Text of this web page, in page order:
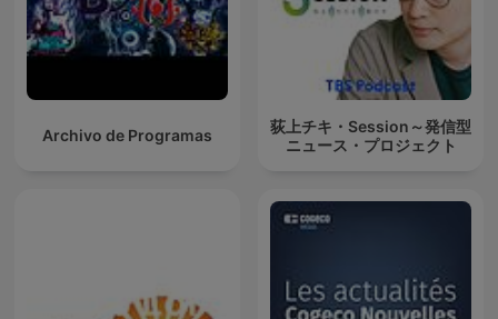
Archivo de Programas
荻上チキ・Session～発信型
ニュース・プロジェクト